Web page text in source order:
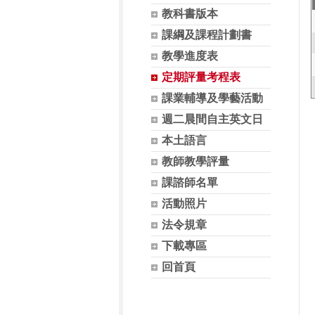
教科書版本
課綱及課程計劃書
教學進度表
定期評量考程表
課業輔導及學藝活動
週二晨間自主英文日
本土語言
教師教學評量
課諮師名單
活動照片
法令規章
下載專區
回首頁